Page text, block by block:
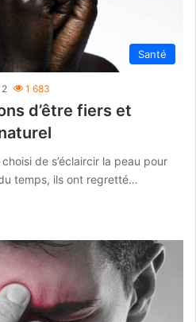
Santé
2 1 683
d’être fiers et
de s’éclaircir la peau pour
temps, ils ont regretté…